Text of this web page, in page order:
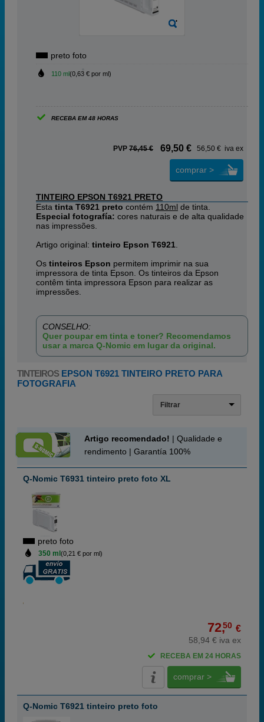
preto foto
110 ml(0,63 € por ml)
RECEBA EM 48 HORAS
PVP 76,45 € 69,50 € 56,50 € iva ex
comprar >
TINTEIRO EPSON T6921 PRETO
Esta tinta T6921 preto contém 110ml de tinta.
Especial fotografía: cores naturais e de alta qualidade
nas impressões.
Artigo original: tinteiro Epson T6921
Os tinteiros Epson permitem imprimir na sua
impressora de tinta Epson. Os tinteiros da Epson
contêm tinta impressora Epson para realizar as
impressões.
CONSELHO:
Quer poupar em tinta e toner? Recomendamos
usar a marca Q-Nomic em lugar da original.
TINTEIROS EPSON T6921 TINTEIRO PRETO PARA
FOTOGRAFIA
Filtrar
Artigo recomendado! | Qualidade e
rendimento | Garantía 100%
Q-Nomic T6931 tinteiro preto foto XL
preto foto
350 ml (0,21 € por ml)
72,50 €
58,94 € iva ex
RECEBA EM 24 HORAS
comprar >
Q-Nomic T6921 tinteiro preto foto